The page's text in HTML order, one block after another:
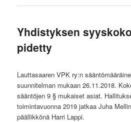
Yhdistyksen
pidetty
Lauttasaaren VPK ry:n
suunnitelman mukaan 26.11.2018.
sääntöjen 9 § mukaiset asiat.
toimintavuonna 2019 jatkaa Juha
päällikkönä Harri Lappi.